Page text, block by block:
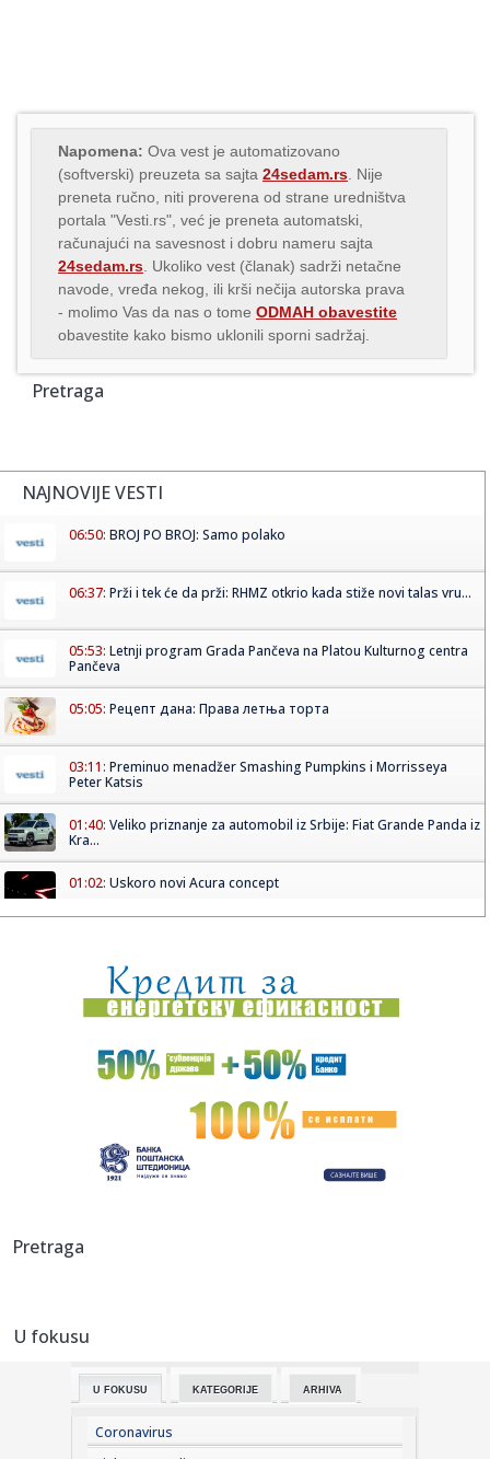
Napomena: Ova vest je automatizovano
(softverski) preuzeta sa sajta 24sedam.rs . Nije
preneta ručno, niti proverena od strane uredništva
portala "Vesti.rs", već je preneta automatski,
računajući na savesnost i dobru nameru sajta
24sedam.rs . Ukoliko vest (članak) sadrži netačne
navode, vređa nekog, ili krši nečija autorska prava
- molimo Vas da nas o tome ODMAH obavestite
obavestite kako bismo uklonili sporni sadržaj.
Pretraga
NAJNOVIJE VESTI
06:50: BROJ PO BROJ: Samo polako
06:37: Prži i tek će da prži: RHMZ otkrio kada stiže novi talas vru...
05:53: Letnji program Grada Pančeva na Platou Kulturnog centra
Pančeva
05:05: Рецепт дана: Права летња торта
03:11: Preminuo menadžer Smashing Pumpkins i Morrisseya
Peter Katsis
01:40: Veliko priznanje za automobil iz Srbije: Fiat Grande Panda iz
Kra...
01:02: Uskoro novi Acura concept
00:32:Velika zamena kontejnera na Zvezdari: Stiglo 177 novih, a
„dža...
00:16:Singapur ima plan za borbu protiv paklenih vrućina: Ovako
hoće ...
Na današnji dan, 8. avgust
00:03:Volkswagen menja poslovnu strategiju u SAD
belima 300...
23:47:
23:46:
Detalji drame na nemačkom aerodromu: Vozač nogom
Pretraga
U fokusu
U FOKUSU KATEGORIJE ARHIVA
Coronavirus